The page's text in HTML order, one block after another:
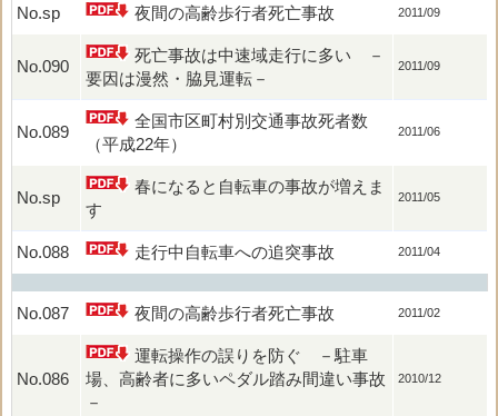
No.sp 夜間の高齢歩行者死亡事故 2011/09
No.090
死亡事故は中速域走行に多い －
要因は漫然・脇見運転－
2011/09
No.089
全国市区町村別交通事故死者数
（平成22年）
2011/06
No.sp
春になると自転車の事故が増えま
す
2011/05
No.088 走行中自転車への追突事故 2011/04
No.087 夜間の高齢歩行者死亡事故 2011/02
No.086
運転操作の誤りを防ぐ －駐車
場、高齢者に多いペダル踏み間違い事故
－
2010/12